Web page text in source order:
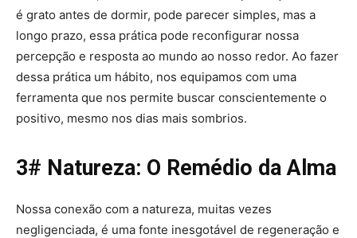
é grato antes de dormir, pode parecer simples, mas a
longo prazo, essa prática pode reconfigurar nossa
percepção e resposta ao mundo ao nosso redor. Ao fazer
dessa prática um hábito, nos equipamos com uma
ferramenta que nos permite buscar conscientemente o
positivo, mesmo nos dias mais sombrios.
3# Natureza: O Remédio da Alma
Nossa conexão com a natureza, muitas vezes
negligenciada, é uma fonte inesgotável de regeneração e